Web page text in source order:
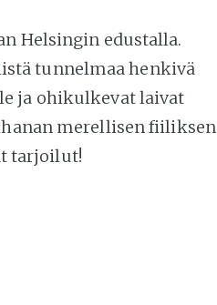
Helsingin edustalla.
tunnelmaa henkivä
ja ohikulkevat laivat
merellisen fiiliksen
tarjoilut!